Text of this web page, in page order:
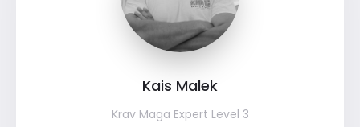
Kais Malek
Krav Maga Expert Level 3